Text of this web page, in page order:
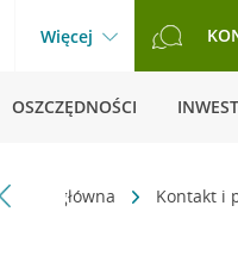
Więcej
OSZCZĘDNOŚCI
Strona główna Kontakt i